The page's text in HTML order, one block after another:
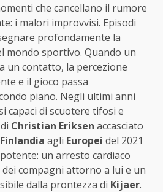
che cancellano il rumore
i malori improvvisi. Episodi
profondamente la
mondo sportivo. Quando un
un contatto, la percezione
e il gioco passa
piano. Negli ultimi anni
capaci di scuotere tifosi e
Christian Eriksen accasciato
agli Europei del 2021
un arresto cardiaco
compagni attorno a lui e un
dalla prontezza di Kijaer.